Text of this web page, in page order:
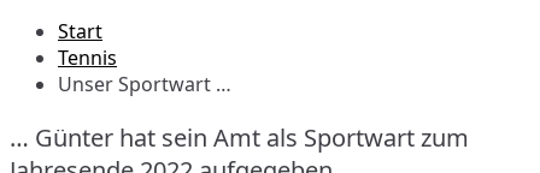
Start
Tennis
Unser Sportwart …
… Günter hat sein Amt als Sportwart zum